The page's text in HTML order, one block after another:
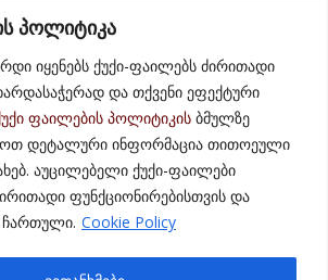
პოლიტიკა
იყენებს ქუქი-ფაილებს ძირითადი
და თქვენი ეფექტური
ფაილების პოლიტიკის ბმულზე
დეტალური ინფორმაცია თითოეული
აუცილებელი ქუქი-ფაილები
ფუნქციონირებისთვის და
ჩართული. Cookie Policy
41;